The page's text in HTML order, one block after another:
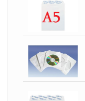
სტეპლერი, სტეპლერის
სწრაფჩამკერი
ურნა საოფისე
ფანქარი
ფასმაჩვენებელი,
ფოტო ქაღალდი
ქაღალდი თეთრი A4,